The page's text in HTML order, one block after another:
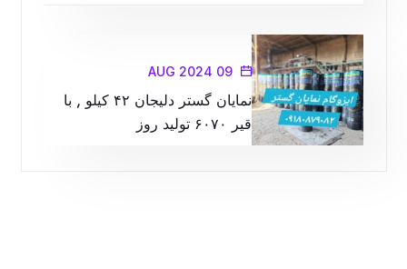
09 AUG 2024
نمایان گستر دلیجان ۴۲ کیلو , با
قیر ۶۰۷۰ تولید روز